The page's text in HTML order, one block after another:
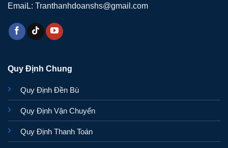
EmaiL: Tranthanhdoanshs@gmail.com
Quy Định Chung
Quy Định Đền Bù
Quy Định Vận Chuyển
Quy Định Thanh Toán